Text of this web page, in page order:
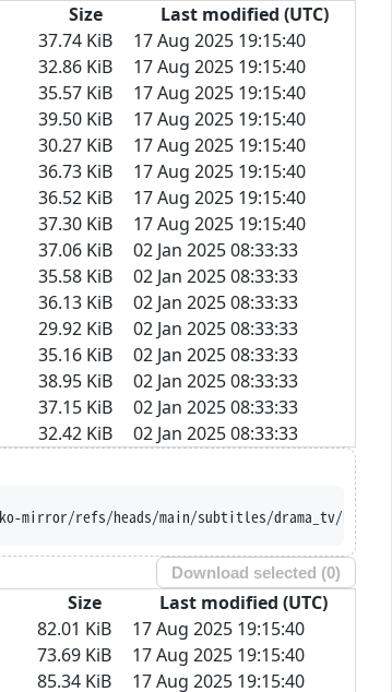
Size
Last modified (UTC)
37.74 KiB
17 Aug 2025 19:15:40
32.86 KiB
17 Aug 2025 19:15:40
35.57 KiB
17 Aug 2025 19:15:40
39.50 KiB
17 Aug 2025 19:15:40
30.27 KiB
17 Aug 2025 19:15:40
36.73 KiB
17 Aug 2025 19:15:40
36.52 KiB
17 Aug 2025 19:15:40
37.30 KiB
17 Aug 2025 19:15:40
37.06 KiB
02 Jan 2025 08:33:33
35.58 KiB
02 Jan 2025 08:33:33
36.13 KiB
02 Jan 2025 08:33:33
29.92 KiB
02 Jan 2025 08:33:33
35.16 KiB
02 Jan 2025 08:33:33
38.95 KiB
02 Jan 2025 08:33:33
37.15 KiB
02 Jan 2025 08:33:33
32.42 KiB
02 Jan 2025 08:33:33
kou%20to%20Ore/
Download selected (0)
Size
Last modified (UTC)
82.01 KiB
17 Aug 2025 19:15:40
73.69 KiB
17 Aug 2025 19:15:40
85.34 KiB
17 Aug 2025 19:15:40